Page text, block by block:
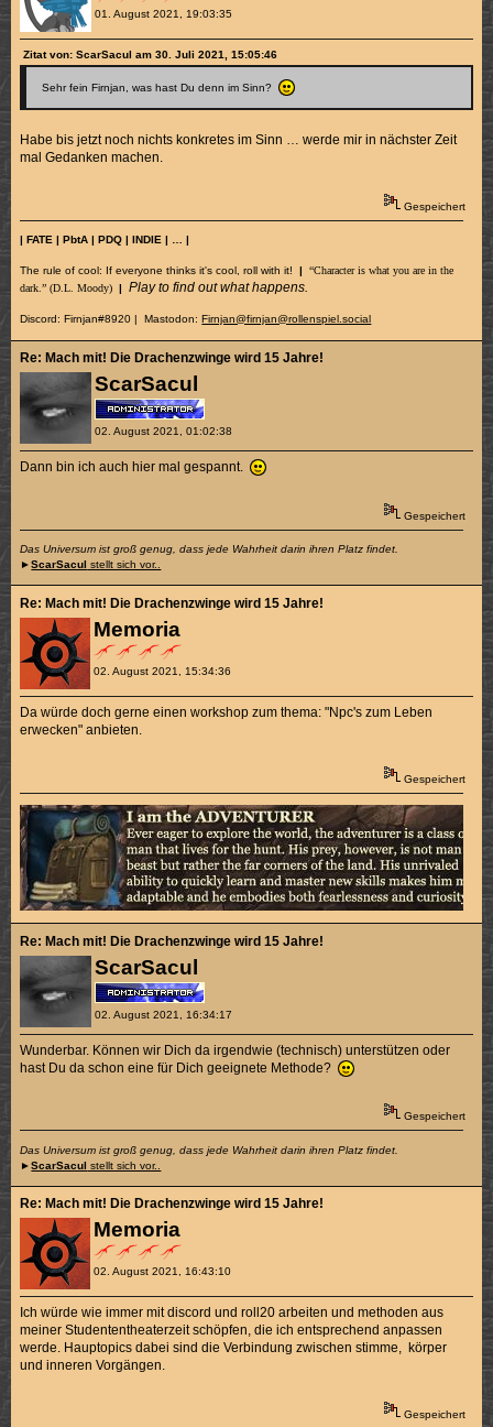
01. August 2021, 19:03:35
Zitat von: ScarSacul am 30. Juli 2021, 15:05:46
Sehr fein Firnjan, was hast Du denn im Sinn?
Habe bis jetzt noch nichts konkretes im Sinn … werde mir in nächster Zeit
mal Gedanken machen.
Gespeichert
| FATE | PbtA | PDQ | INDIE | … |
The rule of cool: If everyone thinks it's cool, roll with it!|
“Character is what you are in the
dark.” (D.L. Moody) | Play to find out what happens.
Discord: Firnjan#8920 | Mastodon:Firnjan@firnjan@rollenspiel.social
ScarSacul
02. August 2021, 01:02:38
Re: Mach mit! Die Drachenzwinge wird 15 Jahre!
Dann bin ich auch hier mal gespannt.
Gespeichert
Das Universum ist groß genug, dass jede Wahrheit darin ihren Platz findet.
►ScarSacul stellt sich vor..
Memoria
02. August 2021, 15:34:36
Re: Mach mit! Die Drachenzwinge wird 15 Jahre!
Da würde doch gerne einen workshop zum thema: "Npc's zum Leben
erwecken" anbieten.
Gespeichert
ScarSacul
02. August 2021, 16:34:17
Re: Mach mit! Die Drachenzwinge wird 15 Jahre!
Wunderbar. Können wir Dich da irgendwie (technisch) unterstützen oder
hast Du da schon eine für Dich geeignete Methode?
Gespeichert
Das Universum ist groß genug, dass jede Wahrheit darin ihren Platz findet.
►ScarSacul stellt sich vor..
Memoria
02. August 2021, 16:43:10
Re: Mach mit! Die Drachenzwinge wird 15 Jahre!
Ich würde wie immer mit discord und roll20 arbeiten und methoden aus
meiner Studententheaterzeit schöpfen, die ich entsprechend anpassen
werde. Hauptopics dabei sind die Verbindung zwischen stimme, körper
und inneren Vorgängen.
Gespeichert